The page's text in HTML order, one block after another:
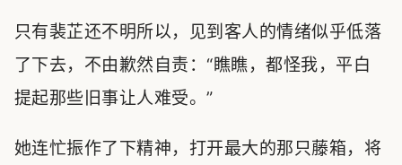
只有裴芷还不明所以，见到客人的情绪似乎低落
了下去，不由歉然自责：“瞧瞧，都怪我，平白
提起那些旧事让人难受。”
她连忙振作了下精神，打开最大的那只藤箱，将